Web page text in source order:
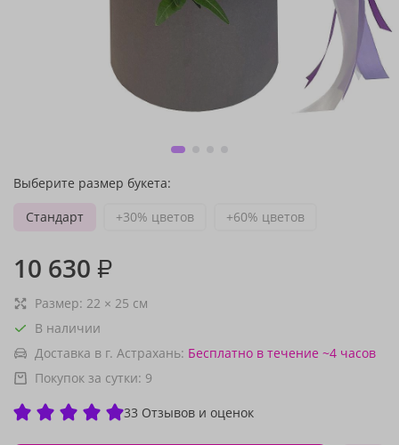
Выберите размер букета:
Стандарт
+30% цветов +60% цветов
10 630 ₽
Размер: 22 × 25 см
В наличии
Доставка в г. Астрахань: Бесплатно в течение ~4 часов
Покупок за сутки: 9
33 Отзывов и оценок